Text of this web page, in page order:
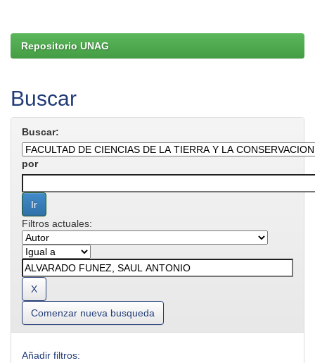
Repositorio UNAG
Buscar
Buscar:
por
Filtros actuales:
Comenzar nueva busqueda
Añadir filtros: